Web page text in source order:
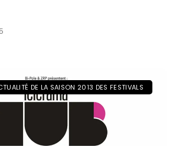
DE LA SAISON 2013 DES FESTIVALS